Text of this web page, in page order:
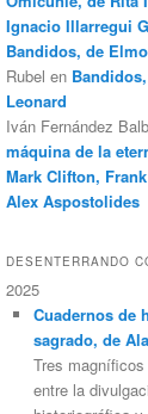
Ignacio Illarregui
Bandidos, de
Rubel en
Leonard
Iván Fernández
máquina de la
Mark Clifton,
Alex Aspostolides
DESENTERRANDO
2025
Cuadernos de
sagrado, de
Tres
entre la